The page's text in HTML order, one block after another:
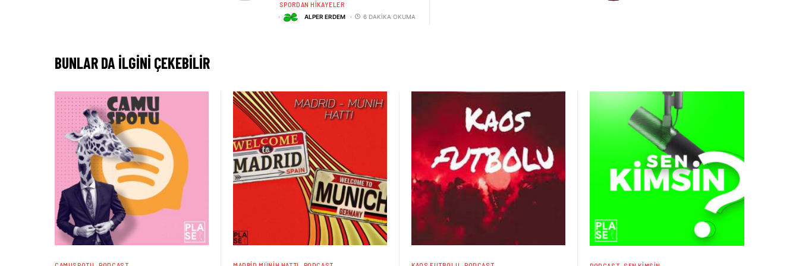
SPORDAN HIKAYELER
ALPER ERDEM 6 DAKIKA OKUMA
BUNLAR DA ILGINI ÇEKEBILIR